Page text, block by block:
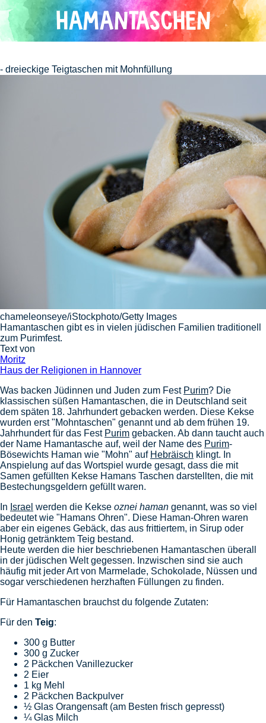
Direkt
zum
Inhalt
HAMANTASCHEN
- dreieckige Teigtaschen mit Mohnfüllung
chameleonseye/iStockphoto/Getty Images
Hamantaschen gibt es in vielen jüdischen Familien traditionell
zum Purimfest.
Text von
Moritz
Haus der Religionen in Hannover
Was backen Jüdinnen und Juden zum Fest Purim? Die
klassischen süßen Hamantaschen, die in Deutschland seit
dem späten 18. Jahrhundert gebacken werden. Diese Kekse
wurden erst "Mohntaschen" genannt und ab dem frühen 19.
Jahrhundert für das Fest Purim gebacken. Ab dann taucht auch
der Name Hamantasche auf, weil der Name des Purim-
Bösewichts Haman wie "Mohn" auf Hebräisch klingt. In
Anspielung auf das Wortspiel wurde gesagt, dass die mit
Samen gefüllten Kekse Hamans Taschen darstellten, die mit
Bestechungsgeldern gefüllt waren.
In Israel werden die Kekse oznei haman genannt, was so viel
bedeutet wie "Hamans Ohren". Diese Haman-Ohren waren
aber ein eigenes Gebäck, das aus frittiertem, in Sirup oder
Honig getränktem Teig bestand.
Heute werden die hier beschriebenen Hamantaschen überall
in der jüdischen Welt gegessen. Inzwischen sind sie auch
häufig mit jeder Art von Marmelade, Schokolade, Nüssen und
sogar verschiedenen herzhaften Füllungen zu finden.
Für Hamantaschen brauchst du folgende Zutaten:
Für den Teig:
300 g Butter
300 g Zucker
2 Päckchen Vanillezucker
2 Eier
1 kg Mehl
2 Päckchen Backpulver
½ Glas Orangensaft (am Besten frisch gepresst)
¼ Glas Milch